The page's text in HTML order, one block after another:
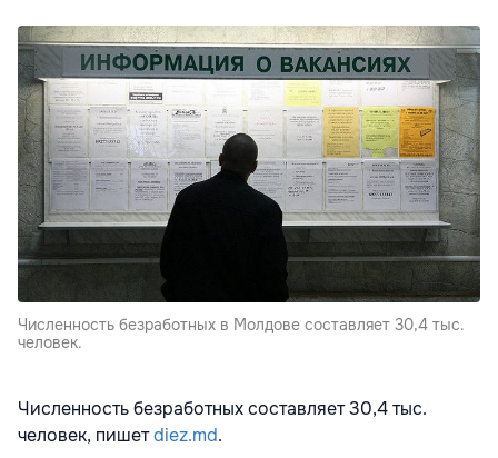
Численность безработных в Молдове составляет 30,4 тыс.
человек.
Численность безработных составляет 30,4 тыс.
человек, пишетdiez.md.